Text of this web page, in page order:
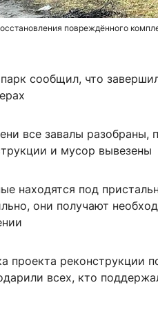
повреждённого
сообщил, что
все завалы разобраны,
и мусор вывезены
находятся под
они получают
проекта реконструкции
всех, кто